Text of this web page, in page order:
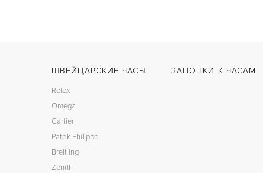
ШВЕЙЦАРСКИЕ ЧАСЫ
Rolex
Omega
Cartier
Patek Philippe
Breitling
Zenith
ЗАПОНКИ К ЧАСАМ